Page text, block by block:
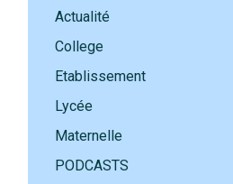
Actualité
College
Etablissement
Lycée
Maternelle
PODCASTS